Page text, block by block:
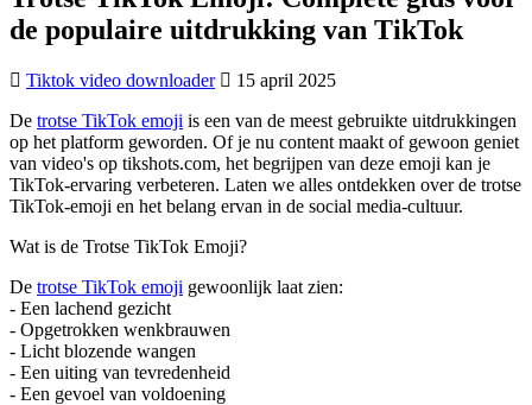
de populaire uitdrukking van TikTok
Tiktok video downloader
15 april 2025
De trotse TikTok emoji is een van de meest gebruikte uitdrukkingen
op het platform geworden. Of je nu content maakt of gewoon geniet
van video's op tikshots.com, het begrijpen van deze emoji kan je
TikTok-ervaring verbeteren. Laten we alles ontdekken over de trotse
TikTok-emoji en het belang ervan in de social media-cultuur.
Wat is de Trotse TikTok Emoji?
De trotse TikTok emoji gewoonlijk laat zien:
- Een lachend gezicht
- Opgetrokken wenkbrauwen
- Licht blozende wangen
- Een uiting van tevredenheid
- Een gevoel van voldoening